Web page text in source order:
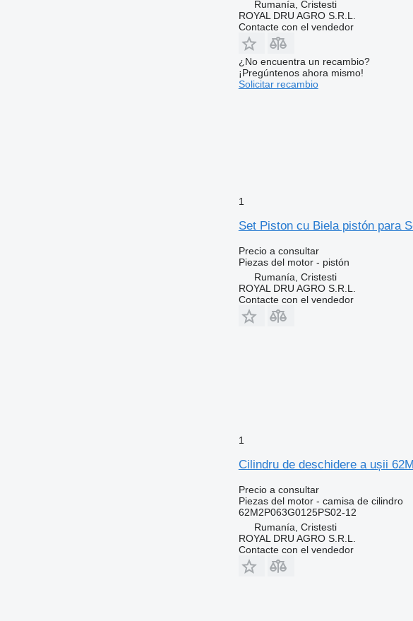
Rumanía, Cristesti
ROYAL DRU AGRO S.R.L.
Contacte con el vendedor
¿No encuentra un recambio?
¡Pregúntenos ahora mismo!
Solicitar recambio
1
Set Piston cu Biela pistón para
Precio a consultar
Piezas del motor - pistón
Rumanía, Cristesti
ROYAL DRU AGRO S.R.L.
Contacte con el vendedor
1
Cilindru de deschidere a ușii
Precio a consultar
Piezas del motor - camisa de cilindro
62M2P063G0125PS02-12
Rumanía, Cristesti
ROYAL DRU AGRO S.R.L.
Contacte con el vendedor